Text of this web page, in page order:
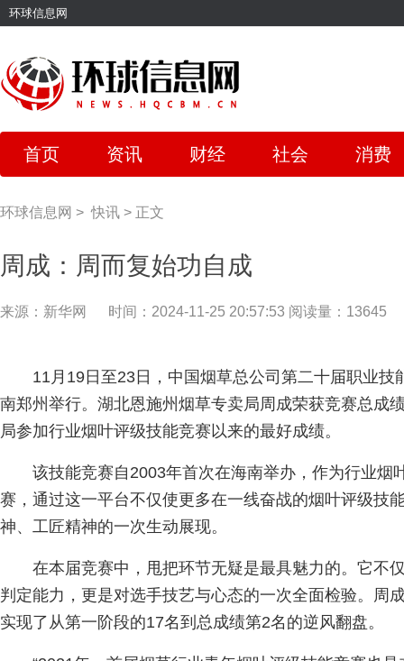
环球信息网
首页 资讯 财经 社会 消费
环球信息网 >快讯 > 正文
周成：周而复始功自成
来源：新华网 时间：2024-11-25 20:57:53 阅读量：13645
11月19日至23日，中国烟草总公司第二十届职业技
南郑州举行。湖北恩施州烟草专卖局周成荣获竞赛总成
局参加行业烟叶评级技能竞赛以来的最好成绩。
该技能竞赛自2003年首次在海南举办，作为行业烟
赛，通过这一平台不仅使更多在一线奋战的烟叶评级技
神、工匠精神的一次生动展现。
在本届竞赛中，甩把环节无疑是最具魅力的。它不
判定能力，更是对选手技艺与心态的一次全面检验。周
实现了从第一阶段的17名到总成绩第2名的逆风翻盘。